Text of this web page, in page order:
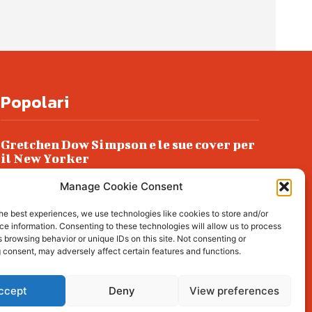
Manage Cookie Consent
best experiences, we use technologies like cookies to store and/or
information. Consenting to these technologies will allow us to process
browsing behavior or unique IDs on this site. Not consenting or
may adversely affect certain features and functions.
Deny View preferences
Popolari
Gretchen Dow Simpson e le sue cover per
il New Yorker
Ancora dossieraggi e schedature
Podlech, il Cile lo ha condannato
all’ergastolo
Era ubriaca…